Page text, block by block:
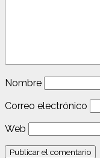
Nombre
Correo electrónico
Web